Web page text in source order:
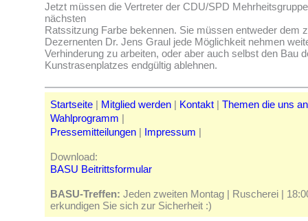
Jetzt müssen die Vertreter der CDU/SPD
nächsten
Ratssitzung Farbe bekennen. Sie müssen entweder dem
Dezernenten Dr. Jens Graul jede Möglichkeit nehmen
Verhinderung zu arbeiten, oder aber auch selbst den Bau
Kunstrasenplatzes endgültig ablehnen.
Startseite | Mitglied werden | Kontakt | Themen die uns
Wahlprogramm |
Pressemitteilungen | Impressum |
Download:
BASU Beitrittsformular
BASU-Treffen: Jeden zweiten Montag | Ruscherei |
erkundigen Sie sich zur Sicherheit :)